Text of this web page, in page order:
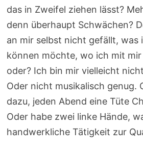
das in Zweifel ziehen lässt?
denn überhaupt Schwächen?
an mir selbst nicht gefällt, was
können möchte, wo ich mit
oder? Ich bin mir vielleicht
Oder nicht musikalisch genug.
dazu, jeden Abend eine Tüte
Oder habe zwei linke Hände,
handwerkliche Tätigkeit zur